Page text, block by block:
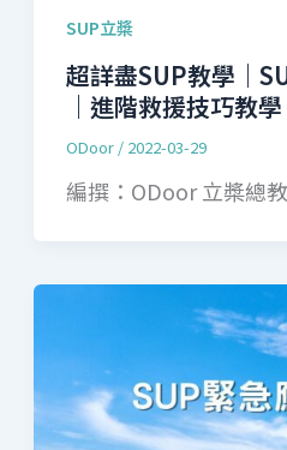
SUP立槳
超詳盡SUP教學｜
｜進階救援技巧教
ODoor / 2022-03-29
編撰：ODoor 立槳總